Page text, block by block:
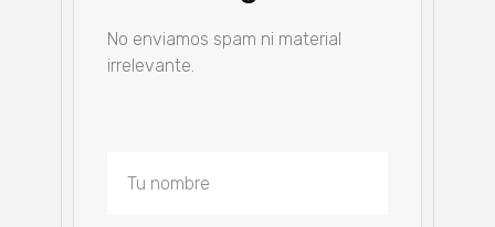
No enviamos spam ni material
irrelevante.